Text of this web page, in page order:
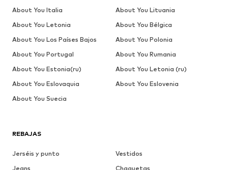
REBAJAS
Jerséis y punto
Vestidos
Jeans
Chaquetas
About You Italia
About You Lituania
About You Letonia
About You Bélgica
About You Los Países Bajos
About You Polonia
About You Portugal
About You Rumania
About You Estonia(ru)
About You Letonia (ru)
About You Eslovaquia
About You Eslovenia
About You Suecia